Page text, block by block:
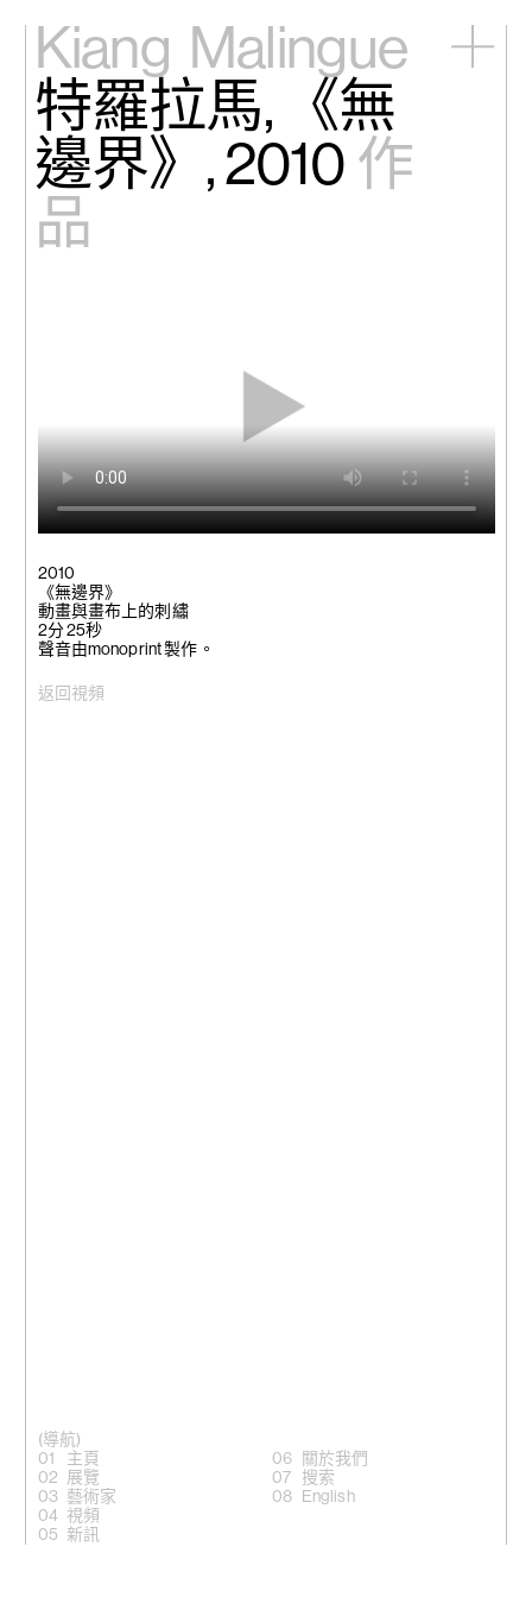
Kiang Malingue
主頁
展覽
藝術家
視頻
返回視頻
2010
《無邊界》
動畫與畫布上的刺繡
2分 25秒
聲音由monoprint 製作。
特羅拉馬, 《無
邊界》, 2010 作
品
(導航)
主頁
展覽
藝術家
視頻
新訊
關於我們
搜索
English